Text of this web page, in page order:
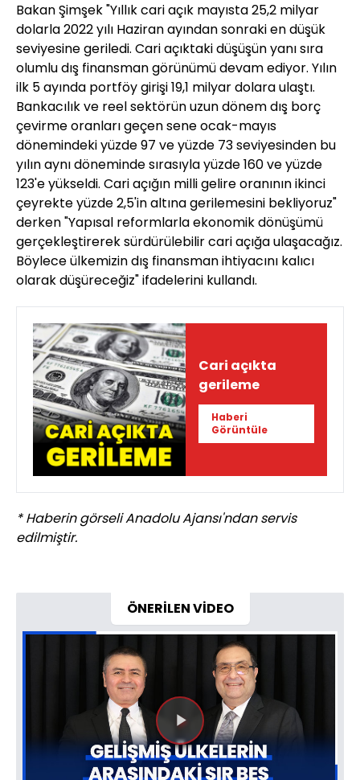
Bakan Şimşek "Yıllık cari açık mayısta 25,2 milyar
dolarla 2022 yılı Haziran ayından sonraki en düşük
seviyesine geriledi. Cari açıktaki düşüşün yanı sıra
olumlu dış finansman görünümü devam ediyor. Yılın
ilk 5 ayında portföy girişi 19,1 milyar dolara ulaştı.
Bankacılık ve reel sektörün uzun dönem dış borç
çevirme oranları geçen sene ocak-mayıs
dönemindeki yüzde 97 ve yüzde 73 seviyesinden bu
yılın aynı döneminde sırasıyla yüzde 160 ve yüzde
123'e yükseldi. Cari açığın milli gelire oranının ikinci
çeyrekte yüzde 2,5'in altına gerilemesini bekliyoruz"
derken "Yapısal reformlarla ekonomik dönüşümü
gerçekleştirerek sürdürülebilir cari açığa ulaşacağız.
Böylece ülkemizin dış finansman ihtiyacını kalıcı
olarak düşüreceğiz" ifadelerini kullandı.
Cari açıkta
gerileme
Haberi
Görüntüle
* Haberin görseli Anadolu Ajansı'ndan servis
edilmiştir.
ÖNERİLEN VİDEO
Videoyu
Oynat